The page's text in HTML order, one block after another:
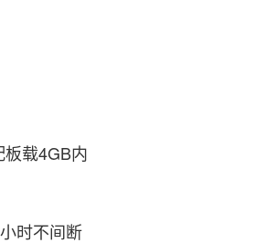
载4GB内
时不间断